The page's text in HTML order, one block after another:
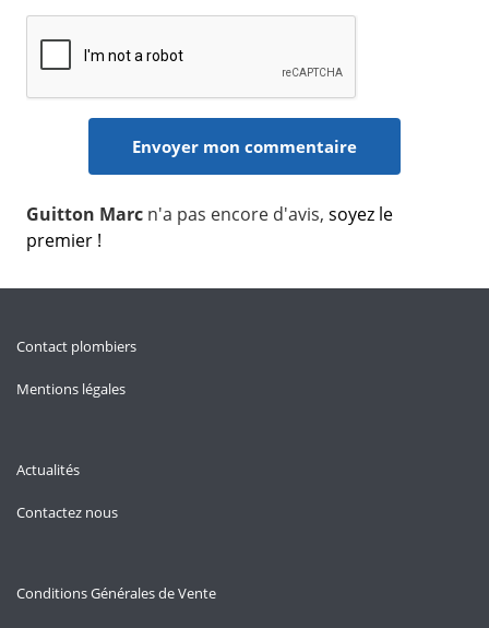
Guitton Marc n'a pas encore d'avis, soyez le
premier !
Contact plombiers
Mentions légales
Actualités
Contactez nous
Conditions Générales de Vente